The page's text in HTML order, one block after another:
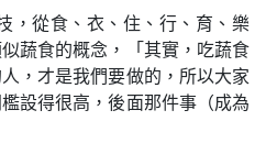
，從食、衣、住、行、育、樂
蔬食的概念，「其實，吃蔬食
，才是我們要做的，所以大家
設得很高，後面那件事（成為